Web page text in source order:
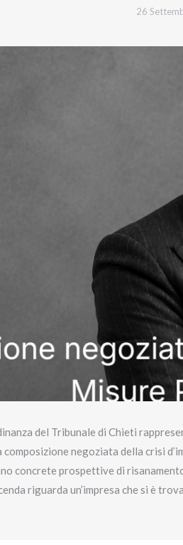
26
del Tribunale di Chieti
composizione negoziata della crisi
concrete prospettive di
riguarda un’impresa che si è